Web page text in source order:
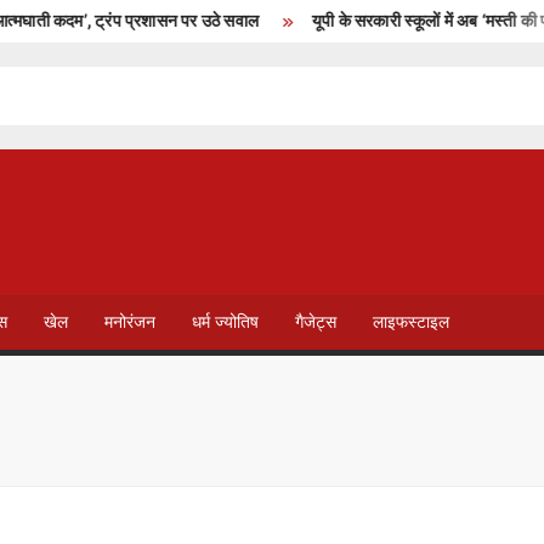
कदम’, ट्रंप प्रशासन पर उठे सवाल यूपी के सरकारी स्कूलों में अब ‘मस्ती की
खेल मनोरंजन धर्म ज्योतिष गैजेट्स लाइफस्टाइल